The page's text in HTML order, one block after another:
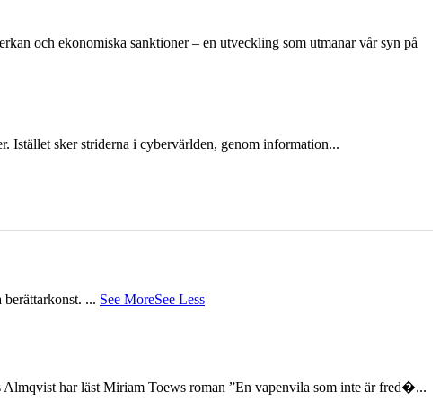
och ekonomiska sanktioner – en utveckling som utmanar vår syn på
Istället sker striderna i cybervärlden, genom information...
... See MoreSee Less
har läst Miriam Toews roman ”En vapenvila som inte är fred�...